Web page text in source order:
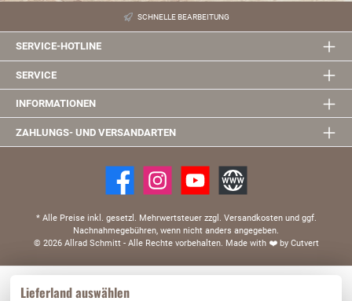
SCHNELLE BEARBEITUNG
SERVICE-HOTLINE
SERVICE
INFORMATIONEN
ZAHLUNGS- UND VERSANDARTEN
* Alle Preise inkl. gesetzl. Mehrwertsteuer zzgl. Versandkosten und ggf.
Nachnahmegebühren, wenn nicht anders angegeben.
© 2026 Allrad Schmitt - Alle Rechte vorbehalten. Made with ❤️by Cutvert
Lieferland auswählen